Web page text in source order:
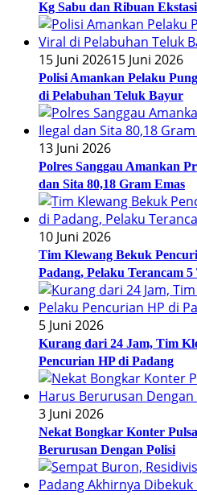
Kg Sabu dan Ribuan
15 Juni 202615 Juni 2026
Polisi Amankan Pelaku
di Pelabuhan Teluk Bayur
13 Juni 2026
Polres Sanggau Amankan
dan Sita 80,18 Gram Emas
10 Juni 2026
Tim Klewang Bekuk
Padang, Pelaku Terancam
5 Juni 2026
Kurang dari 24 Jam, Tim
Pencurian HP di Padang
3 Juni 2026
Nekat Bongkar Konter
Berurusan Dengan Polisi